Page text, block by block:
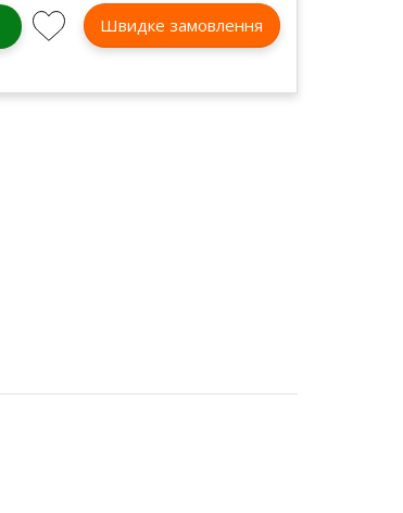
Швидке замовлення